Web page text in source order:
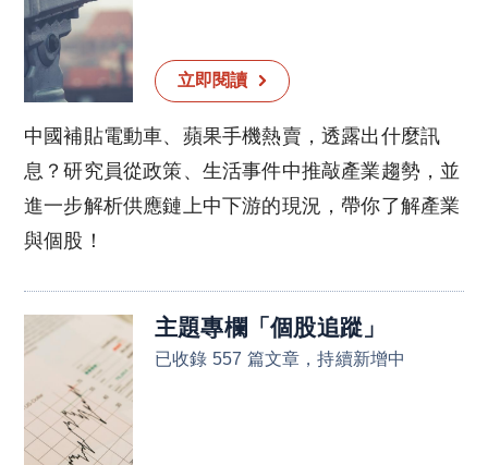
立即閱讀
中國補貼電動車、蘋果手機熱賣，透露出什麼訊
息？研究員從政策、生活事件中推敲產業趨勢，並
進一步解析供應鏈上中下游的現況，帶你了解產業
與個股！
主題專欄 「個股追蹤 」
已收錄 557 篇文章，持續新增中